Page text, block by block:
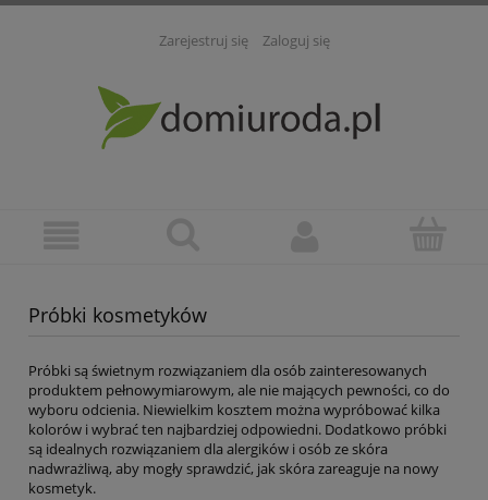
Zarejestruj się Zaloguj się
Próbki kosmetyków
Próbki są świetnym rozwiązaniem dla osób zainteresowanych
produktem pełnowymiarowym, ale nie mających pewności, co do
wyboru odcienia. Niewielkim kosztem można wypróbować kilka
kolorów i wybrać ten najbardziej odpowiedni. Dodatkowo próbki
są idealnych rozwiązaniem dla alergików i osób ze skóra
nadwrażliwą, aby mogły sprawdzić, jak skóra zareaguje na nowy
kosmetyk.